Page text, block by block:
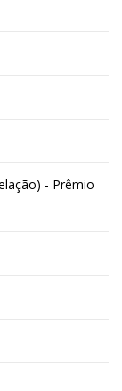
- Prêmio